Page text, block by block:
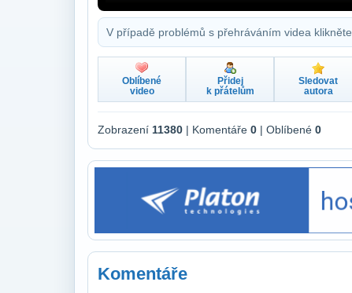
V případě problémů s přehráváním videa klikněte
Oblíbené
video
Přidej
k přátelům
Sledovat
autora
Zobrazení 11380 | Komentáře 0 | Oblíbené 0
Komentáře